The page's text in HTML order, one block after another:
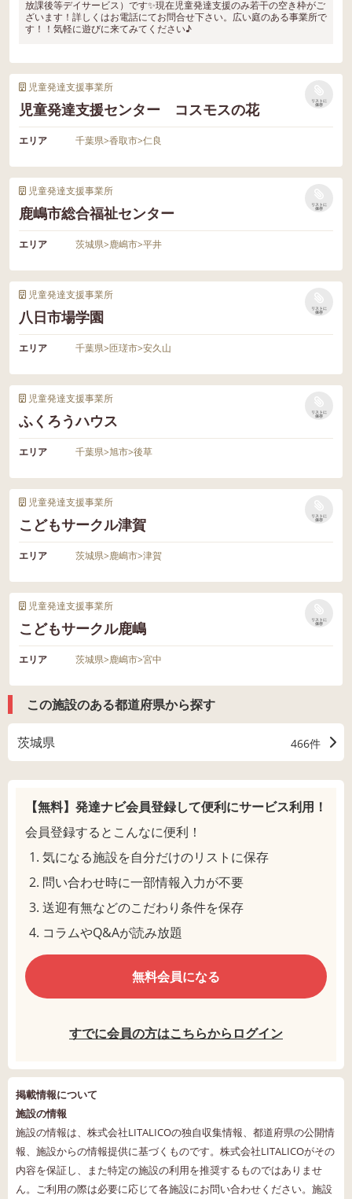
放課後等デイサービス）です✨現在児童発達支援のみ若干の空き枠がご
ざいます！詳しくはお電話にてお問合せ下さい。広い庭のある事業所で
す！！気軽に遊びに来てみてください♪
児童発達支援事業所
児童発達支援センター コスモスの花
リストに
保存
エリア 千葉県>香取市>仁良
児童発達支援事業所
鹿嶋市総合福祉センター
リストに
保存
エリア 茨城県>鹿嶋市>平井
児童発達支援事業所
八日市場学園
リストに
保存
エリア 千葉県>匝瑳市>安久山
児童発達支援事業所
ふくろうハウス
リストに
保存
エリア 千葉県>旭市>後草
児童発達支援事業所
こどもサークル津賀
リストに
保存
エリア 茨城県>鹿嶋市>津賀
児童発達支援事業所
こどもサークル鹿嶋
リストに
保存
エリア 茨城県>鹿嶋市>宮中
この施設のある都道府県から探す
茨城県 466件
【無料】発達ナビ会員登録して便利にサービス利用！
会員登録するとこんなに便利！
気になる施設を自分だけのリストに保存
問い合わせ時に一部情報入力が不要
送迎有無などのこだわり条件を保存
コラムやQ&Aが読み放題
無料会員になる
すでに会員の方はこちらからログイン
掲載情報について
施設の情報
施設の情報は、株式会社LITALICOの独自収集情報、都道府県の公開情
報、施設からの情報提供に基づくものです。株式会社LITALICOがその
内容を保証し、また特定の施設の利用を推奨するものではありませ
ん。ご利用の際は必要に応じて各施設にお問い合わせください。施設